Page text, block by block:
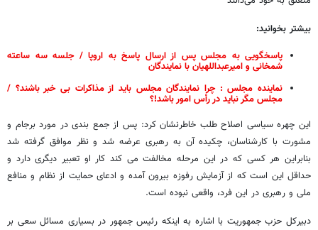
بیشتر بخوانید:
پاسخگویی به مجلس پس از ارسال پاسخ به اروپا / جلسه سه ساعته
شمخانی و امیرعبداللهیان با نمایندگان
نماینده مجلس : چرا نمایندگان مجلس باید از مذاکرات بی خبر باشند؟ /
مجلس مگر نباید در رأس امور باشد!؟
این چهره سیاسی اصلاح طلب خاطرنشان کرد: پس از جمع بندی در مورد برجام و
مشورت با کارشناسان، چکیده آن به رهبری عرضه شد و نظر موافق گرفته شد
بنابراین هر کسی که در این مرحله مخالفت می کند کار او تعبیر دیگری دارد و
حداقل این است که از آزمایش رفوزه بیرون آمده و ادعای حمایت از نظام و منافع
ملی و رهبری در این فرد، واقعی نبوده است.
دبیرکل حزب جمهوریت با اشاره به اینکه رئیس جمهور در بسیاری مسائل سعی بر